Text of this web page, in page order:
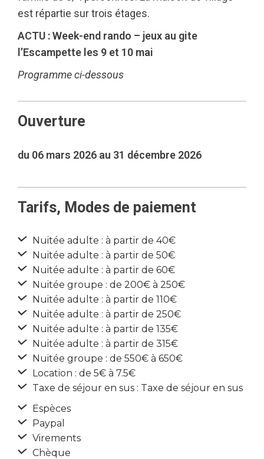
est répartie sur trois étages.
ACTU : Week-end rando – jeux au gite
l’Escampette les 9 et 10 mai
Programme ci-dessous
Ouverture
du 06 mars 2026 au 31 décembre 2026
Tarifs, Modes de paiement
Nuitée adulte : à partir de 40€
Nuitée adulte : à partir de 50€
Nuitée adulte : à partir de 60€
Nuitée groupe : de 200€ à 250€
Nuitée adulte : à partir de 110€
Nuitée adulte : à partir de 250€
Nuitée adulte : à partir de 135€
Nuitée adulte : à partir de 315€
Nuitée groupe : de 550€ à 650€
Location : de 5€ à 7.5€
Taxe de séjour en sus : Taxe de séjour en sus
Espèces
Paypal
Virements
Chèque